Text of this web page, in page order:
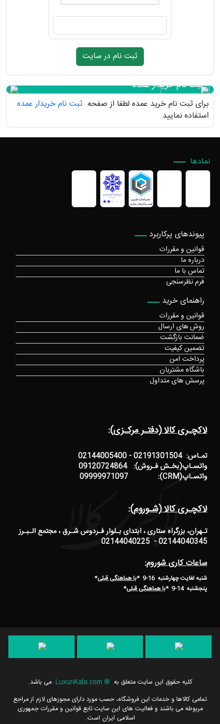
ثبت نام خریدار عمده
برای ثبت نام خرید عمده لطفا از صفحه ثبت نام خریدار عمده
استفاده نمایید
لاکچـری کالا (دفتـر مرکـزی):
تمـاس: 02191301504 - 02144005400
واتسـاپ(بخـش فـروش): 09120724864
واتسـاپ(CRM): 09999971097
لاکچـری کالا (شـوروم):
تـهران، بزرگراه ستاری ، ابتدای بـلوار فـردوس شـرق ، مجتمع الـبـرز
02144040345 - 02144040225
ساعات کاری شوروم:
شنبه لغایت چهارشنبه 16-9 * با هماهنگی قبلی*
پنجشنبه 14-9
*با هماهنگی قبلی*
پیوندهای پرکاربرد
قوانین و مقررات
درباره ما
تماس با ما
فرم نظرسنجی
راهنمای خرید
قوانین و مقررات
روش های ارسال
ضمانت بازگشت
تضمین کیفیت
پرداخت امن
باشگاه مشتریان
پرسش های متداول
نمادها
کلیه حقوق این سایت متعلق به ®
LuxuriKala.com می باشد.
تمامی كالاها و خدمات این فروشگاه، حسب مورد دارای مجوزهای لازم از مراجع
مربوطه می باشند و فعالیت های این سایت تابع قوانین و مقررات جمهوری
اسلامی ایران است.